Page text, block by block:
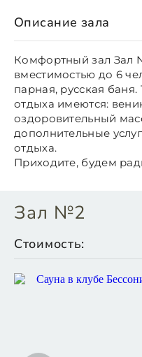
Описание зала
Комфортный зал Зал
вместимостью до 6
парная, русская
отдыха имеются:
оздоровительный
дополнительные
отдыха.
Приходите, будем
Зал №2
Стоимость: